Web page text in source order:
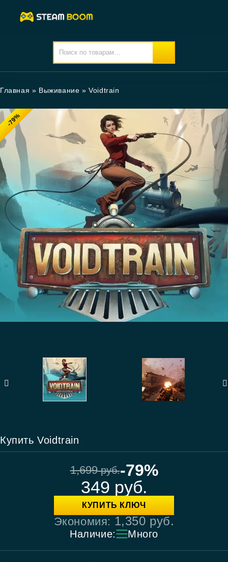
Главная » Выживание »Voidtrain
-79%
Купить Voidtrain
1,699руб.-79%
349 руб.
КУПИТЬ КЛЮЧ
Экономия: 1,350 руб.
Наличие: Много